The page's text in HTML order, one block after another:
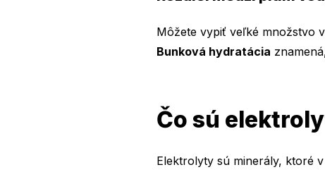
Môžete vypiť veľké množstvo
Bunková hydratácia
Čo sú
Elektrolyty sú minerály, ktoré